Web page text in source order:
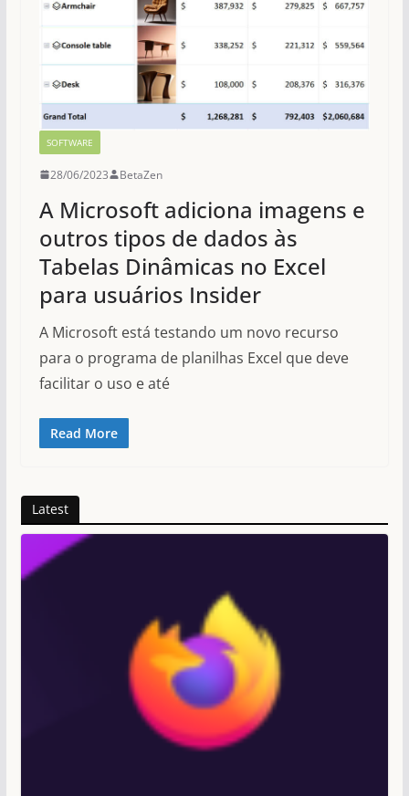
SOFTWARE
28/06/2023 BetaZen
A Microsoft adiciona imagens e
outros tipos de dados às
Tabelas Dinâmicas no Excel
para usuários Insider
A Microsoft está testando um novo recurso
para o programa de planilhas Excel que deve
facilitar o uso e até
Read More
Latest